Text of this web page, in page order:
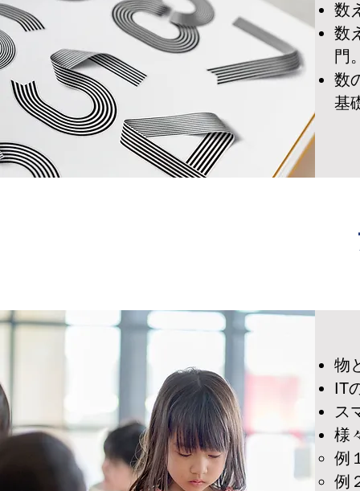
数
数
門
数
基
物
IT
ス
様
例
例